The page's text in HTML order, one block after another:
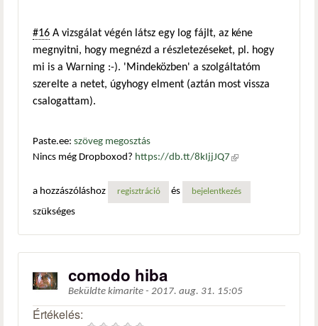
#16 A vizsgálat végén látsz egy log fájlt, az kéne
megnyitni, hogy megnézd a részletezéseket, pl. hogy
mi is a Warning :-). 'Mindeközben' a szolgáltatóm
szerelte a netet, úgyhogy elment (aztán most vissza
csalogattam).
Paste.ee: szöveg megosztás
Nincs még Dropboxod? https://db.tt/8kIjjJQ7 (külső
a hozzászóláshoz
regisztráció és bejelentkezés
szükséges
comodo hiba
Beküldte kimarite - 2017. aug. 31. 15:05
Értékelés: